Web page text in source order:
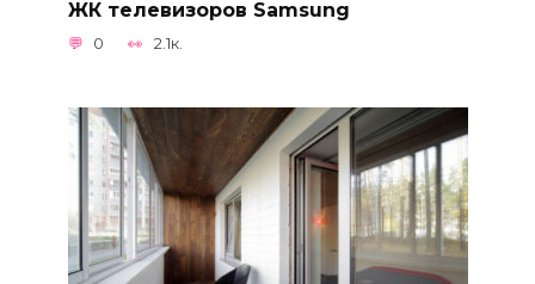
ЖК телевизоров Samsung
0 2.1к.